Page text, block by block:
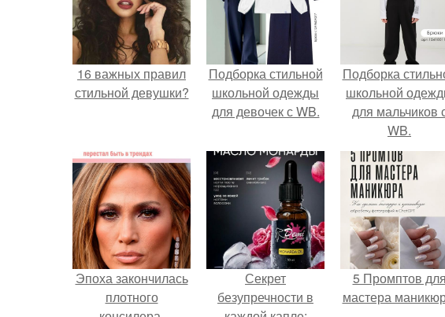
16 важных правил
стильной девушки?
Подборка стильной
школьной одежды
для девочек с WB.
Подборка
школьной
для мальчиков
WB.
Эпоха закончилась
плотного
Секрет
безупречности в
5 Промптов для
мастера